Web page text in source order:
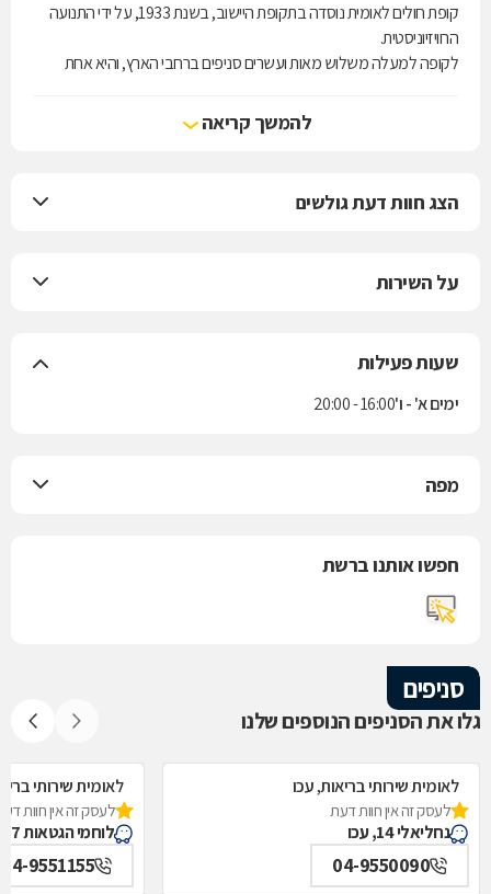
קופת חולים לאומית נוסדה בתקופת היישוב, בשנת 1933, על ידי התנועה
הרוויזיוניסטית.
לקופה למעלה משלוש מאות ועשרים סניפים ברחבי הארץ, והיא אחת
להמשך קריאה
הצג חוות דעת גולשים
על השירות
שעות פעילות
ימים א' - ו'16:00 - 20:00
מפה
חפשו אותנו ברשת
סניפים
גלו את הסניפים הנוספים שלנו
לאומית שירותי בריאות, עכו
לעסק זה אין חוות דעת
נחליאלי 14, עכו
04-9550090
לאומית שירותי
לעסק זה אין חוות
לוחמי הגטאות 27, עכו
04-9551155